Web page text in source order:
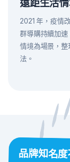
遠距生活
2021 年，疫情
群導購持續加
情境為場景，
法。
品牌知名